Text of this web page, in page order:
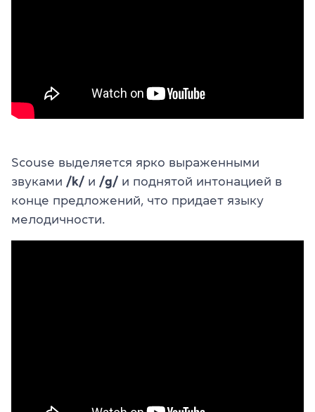
Scouse выделяется ярко выраженными
звуками /k/ и /g/ и поднятой интонацией в
конце предложений, что придает языку
мелодичности.